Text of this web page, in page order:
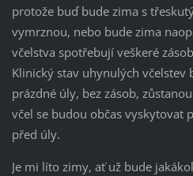
protože buď bude zima s
vymrznou, nebo bude zima
včelstva spotřebují veškeré
Klinický stav uhynulých včelstev
prázdné úly, bez zásob,
včel se budou občas vyskytovat
před úly.
Je mi líto zimy, ať už bude